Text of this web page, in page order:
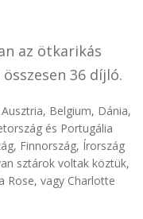
az ötkarikás
36 díjló.
Belgium, Dánia,
és Portugália
Finnország, Írország
sztárok voltak köztük,
Rose, vagy Charlotte